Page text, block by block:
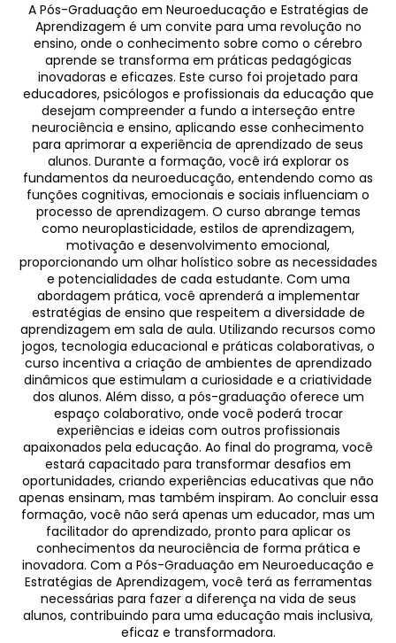
A Pós-Graduação em Neuroeducação e Estratégias de
Aprendizagem é um convite para uma revolução no
ensino, onde o conhecimento sobre como o cérebro
aprende se transforma em práticas pedagógicas
inovadoras e eficazes. Este curso foi projetado para
educadores, psicólogos e profissionais da educação que
desejam compreender a fundo a interseção entre
neurociência e ensino, aplicando esse conhecimento
para aprimorar a experiência de aprendizado de seus
alunos. Durante a formação, você irá explorar os
fundamentos da neuroeducação, entendendo como as
funções cognitivas, emocionais e sociais influenciam o
processo de aprendizagem. O curso abrange temas
como neuroplasticidade, estilos de aprendizagem,
motivação e desenvolvimento emocional,
proporcionando um olhar holístico sobre as necessidades
e potencialidades de cada estudante. Com uma
abordagem prática, você aprenderá a implementar
estratégias de ensino que respeitem a diversidade de
aprendizagem em sala de aula. Utilizando recursos como
jogos, tecnologia educacional e práticas colaborativas, o
curso incentiva a criação de ambientes de aprendizado
dinâmicos que estimulam a curiosidade e a criatividade
dos alunos. Além disso, a pós-graduação oferece um
espaço colaborativo, onde você poderá trocar
experiências e ideias com outros profissionais
apaixonados pela educação. Ao final do programa, você
estará capacitado para transformar desafios em
oportunidades, criando experiências educativas que não
apenas ensinam, mas também inspiram. Ao concluir essa
formação, você não será apenas um educador, mas um
facilitador do aprendizado, pronto para aplicar os
conhecimentos da neurociência de forma prática e
inovadora. Com a Pós-Graduação em Neuroeducação e
Estratégias de Aprendizagem, você terá as ferramentas
necessárias para fazer a diferença na vida de seus
alunos, contribuindo para uma educação mais inclusiva,
eficaz e transformadora.